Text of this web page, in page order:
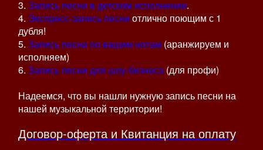
3. Запись песни в детском исполнении.
4. Экспресс-запись песни отлично поющим с 1
дубля!
5. Запись песни по вашим нотам (аранжируем и
исполняем)
6. Запись песни для шоу-бизнеса (для профи)
Надеемся, что вы нашли нужную запись песни на
нашей музыкальной территории!
Договор-оферта и Квитанция на оплату